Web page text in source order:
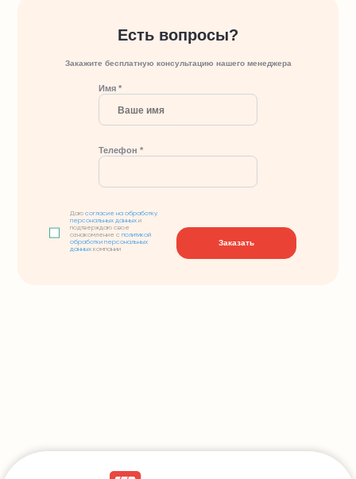
Есть вопросы?
Закажите бесплатную консультацию нашего менеджера
Имя *
Телефон *
Даюсогласие на обработку
персональных данных и
подтверждаю свое
ознакомление сполитикой
обработки персональных
данных компании
Заказать